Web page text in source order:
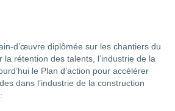
d’œuvre diplômée sur les chantiers du
rétention des talents, l’industrie de la
le Plan d’action pour accélérer
dans l’industrie de la construction